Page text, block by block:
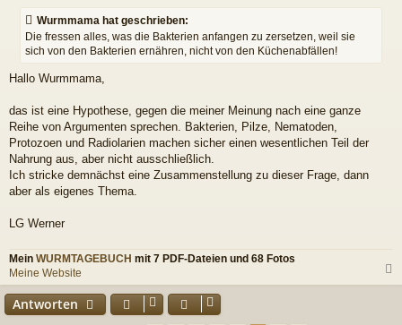
g
Wurmmama hat geschrieben:
Die fressen alles, was die Bakterien anfangen zu zersetzen, weil sie
sich von den Bakterien ernähren, nicht von den Küchenabfällen!
Hallo Wurmmama,
das ist eine Hypothese, gegen die meiner Meinung nach eine ganze
Reihe von Argumenten sprechen. Bakterien, Pilze, Nematoden,
Protozoen und Radiolarien machen sicher einen wesentlichen Teil der
Nahrung aus, aber nicht ausschließlich.
Ich stricke demnächst eine Zusammenstellung zu dieser Frage, dann
aber als eigenes Thema.
LG Werner
Mein WURMTAGEBUCH mit 7 PDF-Dateien und 68 Fotos
Meine Website
a
Antworten